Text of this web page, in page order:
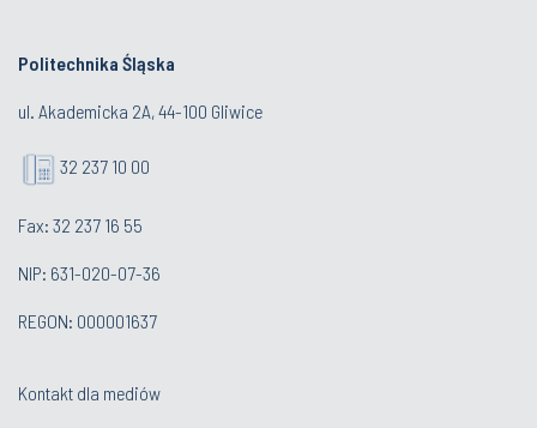
Politechnika Śląska
ul. Akademicka 2A, 44-100 Gliwice
32 237 10 00
Fax: 32 237 16 55
NIP: 631-020-07-36
REGON: 000001637
Kontakt dla mediów